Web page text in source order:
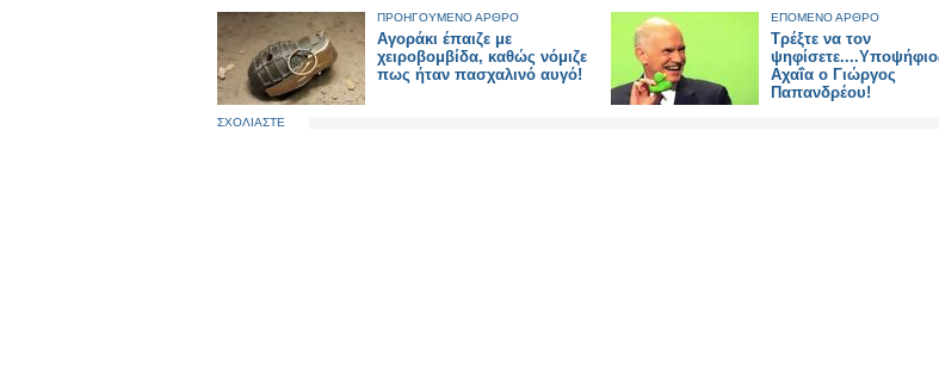
ΠΡΟΗΓΟΥΜΕΝΟ ΑΡΘΡΟ
Αγοράκι έπαιζε με
χειροβομβίδα, καθώς νόμιζε
πως ήταν πασχαλινό αυγό!
ΕΠΟΜΕΝΟ ΑΡΘΡΟ
Τρέξτε να τον
Αχαΐα ο Γιώργος
Παπανδρέου!
ΣΧΟΛΙΑΣΤΕ